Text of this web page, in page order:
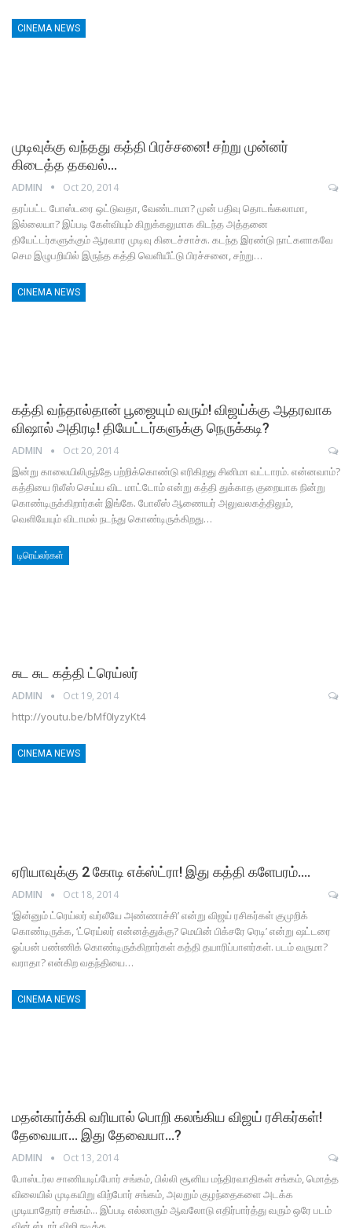
CINEMA NEWS
முடிவுக்கு வந்தது கத்தி பிரச்சனை! சற்று முன்னர்
கிடைத்த தகவல்…
ADMIN Oct 20, 2014
தரப்பட்ட போஸ்டரை ஒட்டுவதா, வேண்டாமா? முன் பதிவு தொடங்கலாமா,
இல்லையா? இப்படி கேள்வியும் கிறுக்கலுமாக கிடந்த அத்தனை
தியேட்டர்களுக்கும் ஆரவார முடிவு கிடைச்சாச்சு. கடந்த இரண்டு நாட்களாகவே
செம இழுபறியில் இருந்த கத்தி வெளியீட்டு பிரச்சனை, சற்று…
CINEMA NEWS
கத்தி வந்தால்தான் பூஜையும் வரும்! விஜய்க்கு ஆதரவாக
விஷால் அதிரடி! தியேட்டர்களுக்கு நெருக்கடி?
ADMIN Oct 20, 2014
இன்று காலையிலிருந்தே பற்றிக்கொண்டு எரிகிறது சினிமா வட்டாரம். என்னவாம்?
கத்தியை ரிலீஸ் செய்ய விட மாட்டோம் என்று கத்தி துக்காத குறையாக நின்று
கொண்டிருக்கிறார்கள் இங்கே. போலீஸ் ஆணையர் அலுவலகத்திலும்,
வெளியேயும் விடாமல் நடந்து கொண்டிருக்கிறது…
டிரெய்லர்கள்
சுட சுட கத்தி ட்ரெய்லர்
ADMIN Oct 19, 2014
http://youtu.be/bMf0IyzyKt4
CINEMA NEWS
ஏரியாவுக்கு 2 கோடி எக்ஸ்ட்ரா! இது கத்தி களேபரம்….
ADMIN Oct 18, 2014
‘இன்னும் ட்ரெய்லர் வர்லீயே அண்ணாச்சி’ என்று விஜய் ரசிகர்கள் குமுறிக்
கொண்டிருக்க, ‘ட்ரெய்லர் என்னத்துக்கு? மெயின் பிக்சரே ரெடி’ என்று ஷட்டரை
ஓப்பன் பண்ணிக் கொண்டிருக்கிறார்கள் கத்தி தயாரிப்பாளர்கள். படம் வருமா?
வராதா? என்கிற வதந்தியை…
CINEMA NEWS
மதன்கார்க்கி வரியால் பொறி கலங்கிய விஜய் ரசிகர்கள்!
தேவையா… இது தேவையா…?
ADMIN Oct 13, 2014
போஸ்டர்ல சாணியடிப்போர் சங்கம், பில்லி சூனிய மந்திரவாதிகள் சங்கம், மொத்த
விலையில் முடிகயிறு விற்போர் சங்கம், அலறும் குழந்தைகளை அடக்க
முடியாதோர் சங்கம்... இப்படி எல்லாரும் ஆவலோடு எதிர்பார்த்து வரும் ஒரே படம்